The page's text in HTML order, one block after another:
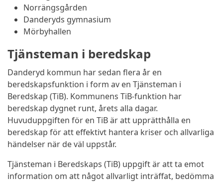
Norrängsgården
Danderyds gymnasium
Mörbyhallen
Tjänsteman i beredskap
Danderyd kommun har sedan flera år en
beredskapsfunktion i form av en Tjänsteman i
Beredskap (TiB). Kommunens TiB-funktion har
beredskap dygnet runt, årets alla dagar.
Huvuduppgiften för en TiB är att upprätthålla en
beredskap för att effektivt hantera kriser och allvarliga
händelser när de väl uppstår.
Tjänsteman i Beredskaps (TiB) uppgift är att ta emot
information om att något allvarligt inträffat, bedömma